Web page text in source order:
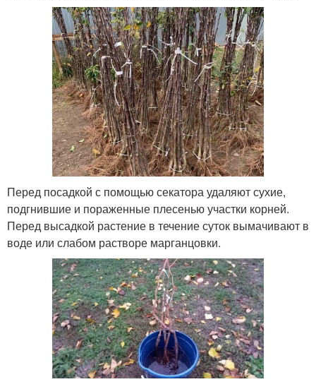
Перед посадкой с помощью секатора удаляют сухие,
подгнившие и пораженные плесенью участки корней.
Перед высадкой растение в течение суток вымачивают в
воде или слабом растворе марганцовки.